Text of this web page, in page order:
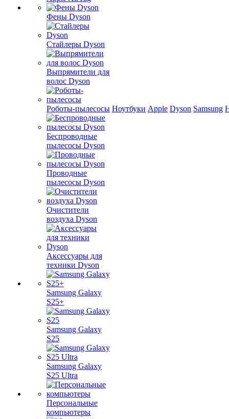
Фены Dyson
Стайлеры Dyson
Выпрямители для
волос Dyson
Роботы-пылесосы
Беспроводные
пылесосы Dyson
Проводные
пылесосы Dyson
Очистители
воздуха Dyson
Аксессуары для
техники Dyson
Samsung Galaxy
S25+
Samsung Galaxy
S25
Samsung Galaxy
S25 Ultra
Персональные
компьютеры
Ноутбуки Apple Dyson Samsung